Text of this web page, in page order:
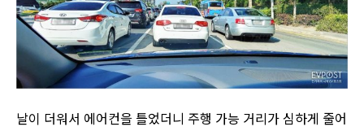
날이 더워서 에어컨을 틀었더니 주행 가능 거리가 심하게 줄어